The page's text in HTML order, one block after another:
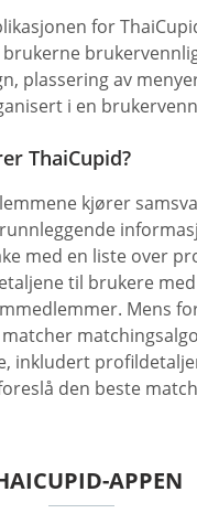
for
brukerne
plassering av
i en
ThaiCupid?
kjører
med en liste over
til brukere
Mens
inkludert
den beste
APPEN